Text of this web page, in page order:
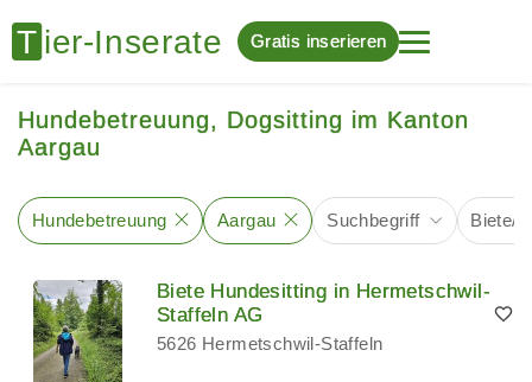
Gratis inserieren
Hundebetreuung, Dogsitting im Kanton
Aargau
Hundebetreuung Aargau Suchbegriff Biete/
Biete Hundesitting in Hermetschwil-
Staffeln AG
5626 Hermetschwil-Staffeln